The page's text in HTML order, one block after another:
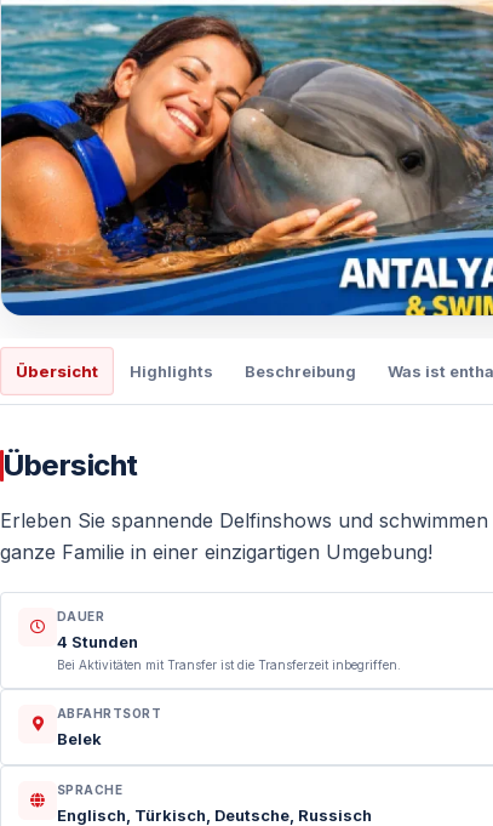
Übersicht Highlights Beschreibung Was ist
Übersicht
Erleben Sie spannende Delfinshows und
ganze Familie in einer einzigartigen Umgebung!
DAUER
4 Stunden
Bei Aktivitäten mit Transfer ist die Transferzeit inbegriffen.
ABFAHRTSORT
Belek
SPRACHE
Englisch, Türkisch, Deutsche, Russisch